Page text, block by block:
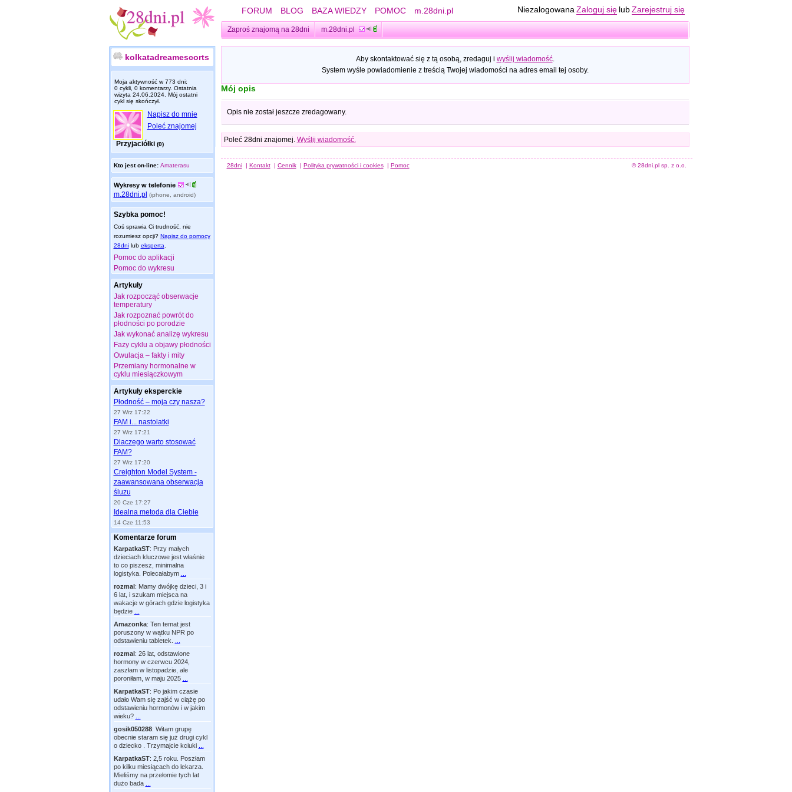
FORUM BLOG BAZA WIEDZY POMOC m.28dni.pl Niezalogowana Zaloguj się lub Zarejestruj się
Zaproś znajomą na 28dni m.28dni.pl
kolkatadreamescorts
Moja aktywność w 773 dni:
0 cykli, 0 komentarzy. Ostatnia
wizyta 24.06.2024. Mój ostatni
cykl się skończył.
Napisz do mnie
Poleć znajomej
Przyjaciółki (0)
Kto jest on-line: Amaterasu
Wykresy w telefonie
m.28dni.pl (iphone, android)
Szybka pomoc!
Coś sprawia Ci trudność, nie
rozumiesz opcji? Napisz do pomocy
28dnilub eksperta
Pomoc do aplikacji
Pomoc do wykresu
Artykuły
Jak rozpocząć obserwacje
temperatury
Jak rozpoznać powrót do
płodności po porodzie
Jak wykonać analizę wykresu
Fazy cyklu a objawy płodności
Owulacja – fakty i mity
Przemiany hormonalne w
cyklu miesiączkowym
Artykuły eksperckie
Płodność – moja czy nasza?
27 Wrz 17:22
FAM i... nastolatki
27 Wrz 17:21
Dlaczego warto stosować
FAM?
27 Wrz 17:20
Creighton Model System -
zaawansowana obserwacja
śluzu
20 Cze 17:27
Idealna metoda dla Ciebie
14 Cze 11:53
Komentarze forum
KarpatkaST: Przy małych
dzieciach kluczowe jest właśnie
to co piszesz, minimalna
logistyka. Polecałabym
rozmal: Mamy dwójkę dzieci, 3 i
6 lat, i szukam miejsca na
wakacje w górach gdzie logistyka
będzie
Amazonka: Ten temat jest
poruszony w wątku NPR po
odstawieniu tabletek.
rozmal: 26 lat, odstawione
hormony w czerwcu 2024,
zaszłam w listopadzie, ale
poroniłam, w maju 2025
KarpatkaST: Po jakim czasie
udało Wam się zajść w ciążę po
odstawieniu hormonów i w jakim
wieku?
gosik050288: Witam grupę
obecnie staram się już drugi cykl
o dziecko . Trzymajcie kciuki
KarpatkaST: 2,5 roku. Poszłam
po kilku miesiącach do lekarza.
Mieliśmy na przełomie tych lat
dużo bada
Aby skontaktować się z tą osobą, zredaguj i wyślij wiadomość.
System wyśle powiadomienie z treścią Twojej wiadomości na adres email tej osoby.
Mój opis
Opis nie został jeszcze zredagowany.
Poleć 28dni znajomej. Wyślij wiadomość.
28dni | Kontakt | Cennik | Polityka prywatności i cookies | Pomoc © 28dni.pl sp. z o.o.